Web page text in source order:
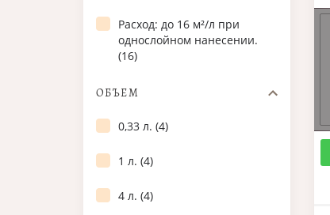
Расход: до 16 м²/л при
однослойном нанесении.
(16)
ОБЪЕМ
0,33 л. (4)
1 л. (4)
4 л. (4)